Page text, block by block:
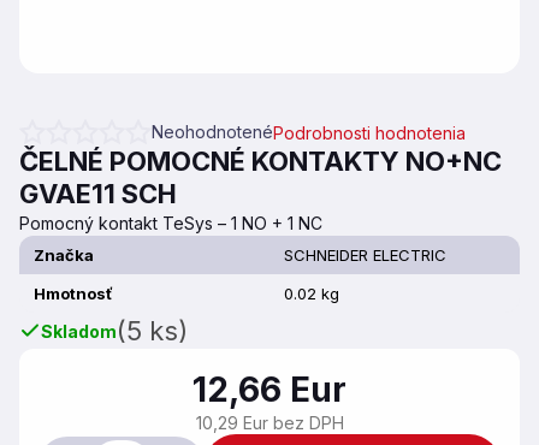
Priemerné hodnotenie produktu je 0,0 z 5 hviezdičiek.
NeohodnotenéPodrobnosti hodnotenia
ČELNÉ POMOCNÉ KONTAKTY NO+NC
GVAE11 SCH
Pomocný kontakt TeSys – 1 NO + 1 NC
Značka
SCHNEIDER ELECTRIC
Hmotnosť
0.02 kg
Skladom(5 ks)
12,66 Eur
10,29 Eur bez DPH